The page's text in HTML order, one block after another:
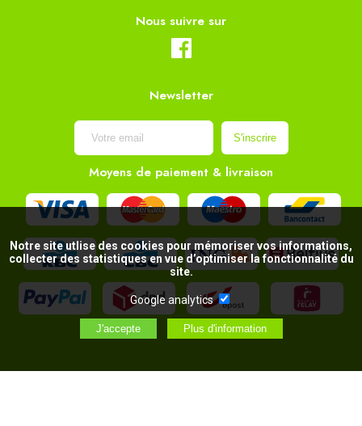
Nous suivre sur
Newsletter
Moyens de paiement & livraison
Notre site utlise des cookies pour mémoriser vos informations,
collecter des statistiques en vue d’optimiser la fonctionnalité du
site.
Google analytics